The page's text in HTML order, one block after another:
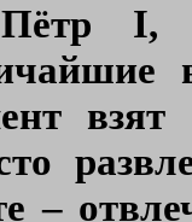
I, и
–